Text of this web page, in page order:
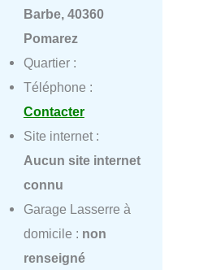
Barbe, 40360
Pomarez
Quartier :
Téléphone :
Contacter
Site internet :
Aucun site internet
connu
Garage Lasserre à
domicile : non
renseigné